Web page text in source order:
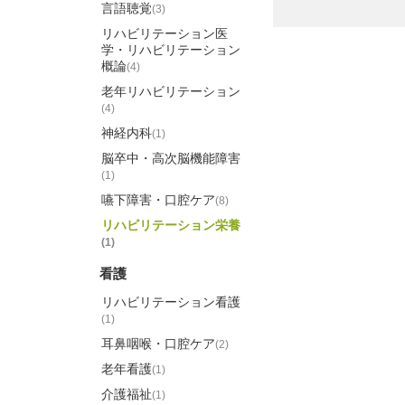
言語聴覚(3)
リハビリテーション医
学・リハビリテーション
概論(4)
老年リハビリテーション
(4)
神経内科(1)
脳卒中・高次脳機能障害
(1)
嚥下障害・口腔ケア(8)
リハビリテーション栄養
(1)
看護
リハビリテーション看護
(1)
耳鼻咽喉・口腔ケア(2)
老年看護(1)
介護福祉(1)